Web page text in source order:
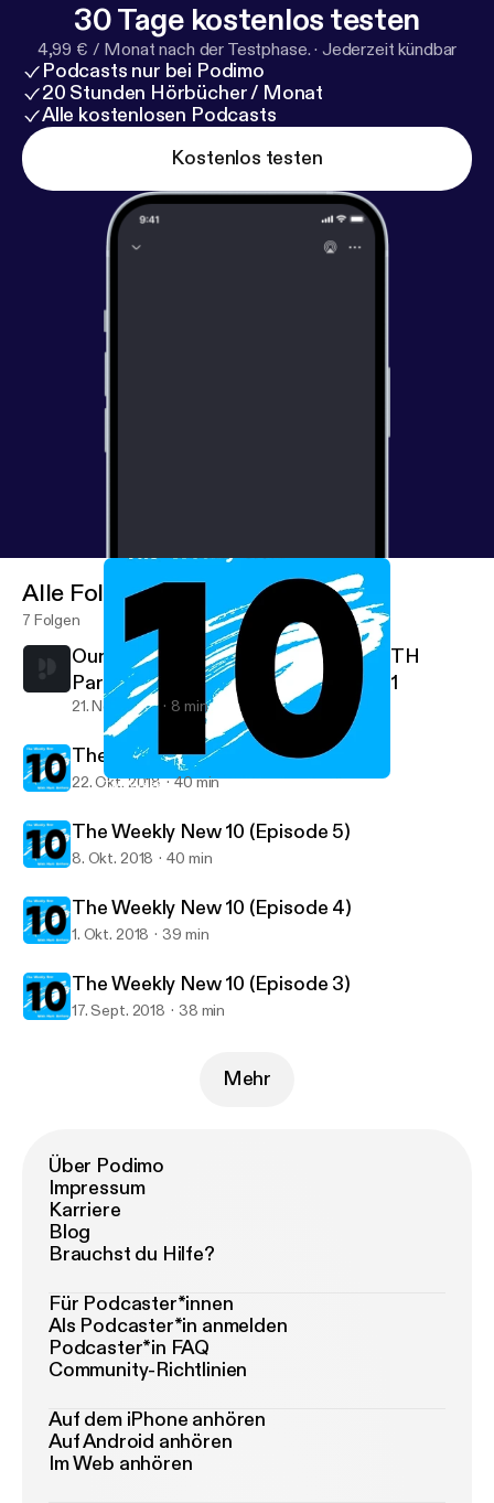
30 Tage kostenlos testen
4,99 € / Monat nach der Testphase. · Jederzeit kündbar
Podcasts nur bei Podimo
20 Stunden Hörbücher / Monat
Alle kostenlosen Podcasts
Kostenlos testen
The Weekly New 10 (Episode 3)
Alle Folgen
7 Folgen
Our Gun Laws Are A Joke: Blame BOTH
Parties | An Independent's Mind Ep. 1
21. Nov. 2019 8 min
The Weekly New 10 (Episode 6)
22. Okt. 2018 40 min
The Weekly New 10 (Episode 5)
8. Okt. 2018 40 min
The Weekly New 10 (Episode 4)
1. Okt. 2018 39 min
The Weekly New 10 (Episode 3)
17. Sept. 2018 38 min
Mehr
Über Podimo
Impressum
Karriere
Blog
Brauchst du Hilfe?
Für Podcaster*innen
Als Podcaster*in anmelden
Podcaster*in FAQ
Community-Richtlinien
Auf dem iPhone anhören
Auf Android anhören
Im Web anhören